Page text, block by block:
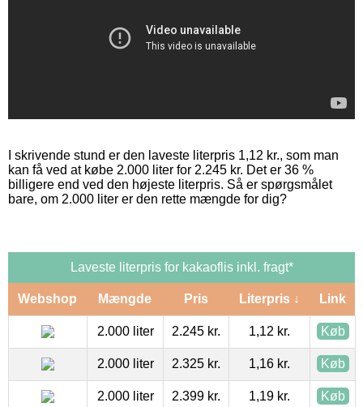
I skrivende stund er den laveste literpris 1,12 kr., som man
kan få ved at købe 2.000 liter for 2.245 kr. Det er 36 %
billigere end ved den højeste literpris. Så er spørgsmålet
bare, om 2.000 liter er den rette mængde for dig?
Laveste literpris for kakaoflis inkl. fragt*
Webshop Mængde Pris Literpris ↓ Link
2.000 liter 2.245 kr. 1,12 kr. Køb
2.000 liter 2.325 kr. 1,16 kr. Køb
2.000 liter 2.399 kr. 1,19 kr. Køb